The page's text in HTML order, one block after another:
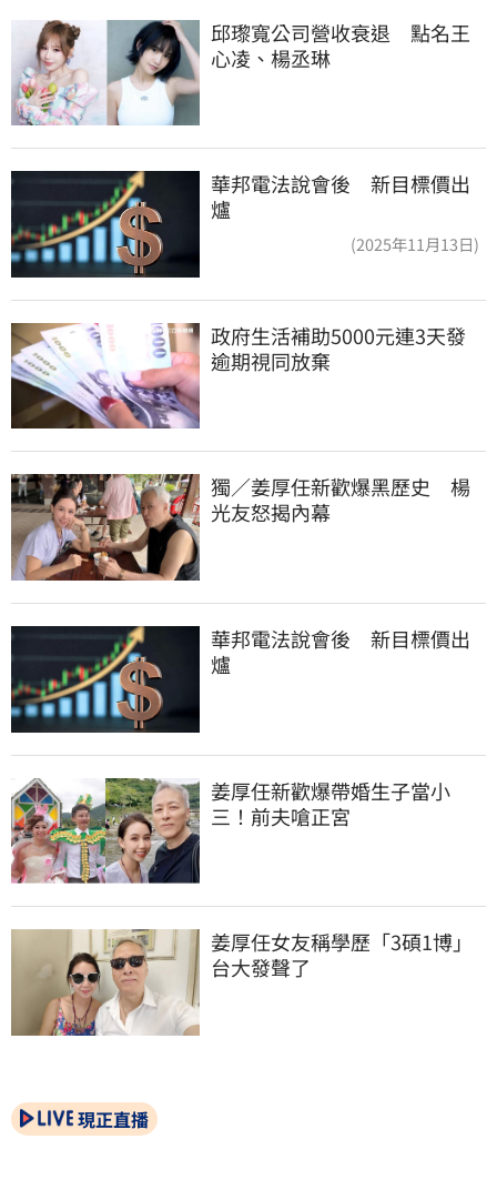
邱瓈寬公司營收衰退　點名王
心凌、楊丞琳
華邦電法說會後 新目標價出
爐
(2025年11月13日)
政府生活補助5000元連3天發
逾期視同放棄
獨／姜厚任新歡爆黑歷史　楊
光友怒揭內幕
華邦電法說會後　新目標價出
爐
姜厚任新歡爆帶婚生子當小
三！前夫嗆正宮
姜厚任女友稱學歷「3碩1博」
台大發聲了
現正直播